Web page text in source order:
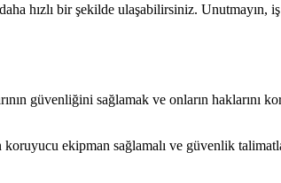
hızlı bir şekilde ulaşabilirsiniz. Unutmayın,
güvenliğini sağlamak ve onların haklarını
ekipman sağlamalı ve güvenlik